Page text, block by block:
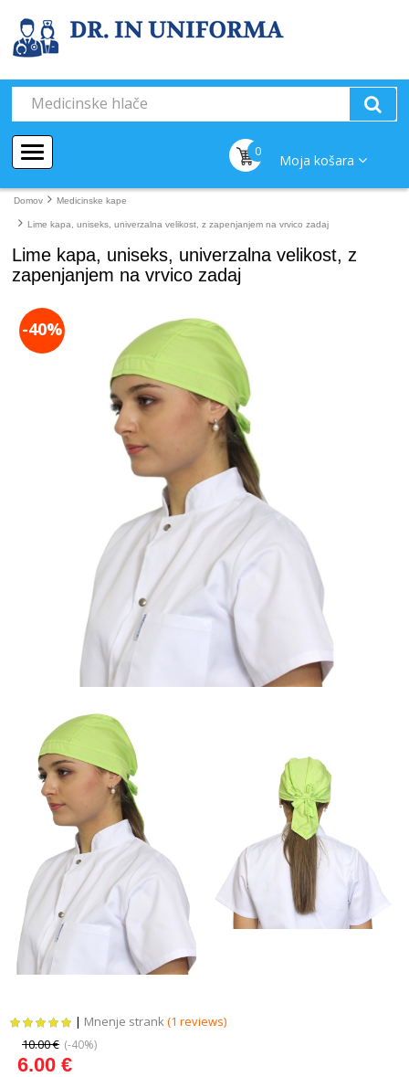
0
Moja košara
Domov Medicinske kape
Lime kapa, uniseks, univerzalna velikost, z zapenjanjem na vrvico zadaj
Lime kapa, uniseks, univerzalna velikost, z
zapenjanjem na vrvico zadaj
-40%
| Mnenje strank(1 reviews)
10.00 € (-40%)
6.00 €